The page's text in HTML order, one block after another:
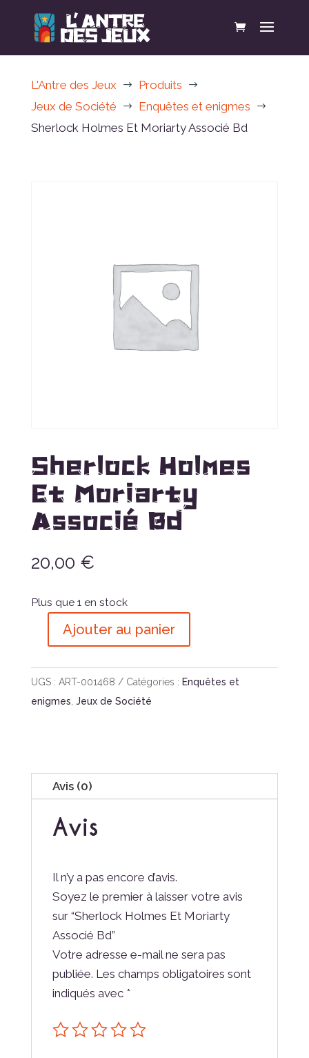
L'Antre des Jeux $ Produits $
Jeux de Société $ Enquêtes et enigmes $
Sherlock Holmes Et Moriarty Associé Bd
Sherlock Holmes
Et Moriarty
Associé Bd
20,00 €
Plus que 1 en stock
quantité
Sherlock
Holmes
Bd
Ajouter au panier
UGS : ART-001468 Catégories : Enquêtes et
enigmes, Jeux de Société
Avis (0)
Avis
Il n’y a pas encore d’avis.
Soyez le premier à laisser votre avis
sur “Sherlock Holmes Et Moriarty
Associé Bd”
Votre adresse e-mail ne sera pas
publiée. Les champs obligatoires sont
indiqués avec *